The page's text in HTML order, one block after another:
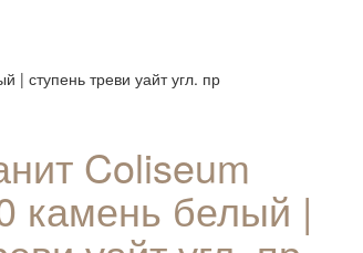
| ступень треви уайт угл. пр
Coliseum
камень белый |